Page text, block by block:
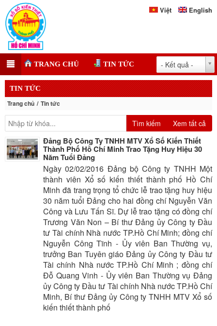
Việt English
TRANG CHỦ TIN TỨC - Kết quả -
TIN TỨC
Trang chủ Tin tức
Tìm kiếm Xem tất cả
Đảng Bộ Công Ty TNHH MTV Xổ Số Kiến Thiết
Thành Phố Hồ Chí Minh Trao Tặng Huy Hiệu 30
Năm Tuổi Đảng
Ngày 02/02/2016 Đảng bộ Công ty TNHH Một
thành viên Xổ số kiến thiết thành phố Hồ Chí
Minh đã trang trọng tổ chức lễ trao tặng huy hiệu
30 năm tuổi Đảng cho hai đồng chí Nguyễn Văn
Công và Lưu Tấn Sĩ. Dự lễ trao tặng có đồng chí
Trương Văn Non – Bí thư Đảng ủy Công ty Đầu
tư Tài chính Nhà nước TP.Hồ Chí Minh; đồng chí
Nguyễn Công Tĩnh - Ủy viên Ban Thường vụ,
trưởng Ban Tuyên giáo Đảng ủy Công ty Đầu tư
Tài chính Nhà nước TP.Hồ Chí Minh ; đồng chí
Đỗ Quang Vinh - Ủy viên Ban Thường vụ Đảng
ủy Công ty Đầu tư Tài chính Nhà nước TP.Hồ Chí
Minh, Bí thư Đảng ủy Công ty TNHH MTV Xổ số
kiến thiết thành phố